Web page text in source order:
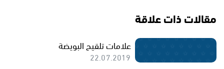
مقالات ذات علاقة
علامات تلقيح البويضة
22.07.2019